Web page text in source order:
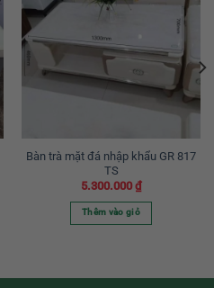
Bàn trà mặt đá nhập khẩu GR 817
TS
5.300.000 ₫
Thêm vào giỏ